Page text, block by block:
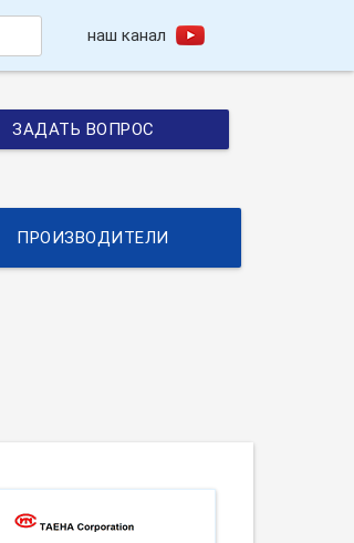
наш канал
ЗАДАТЬ ВОПРОС
ПРОИЗВОДИТЕЛИ